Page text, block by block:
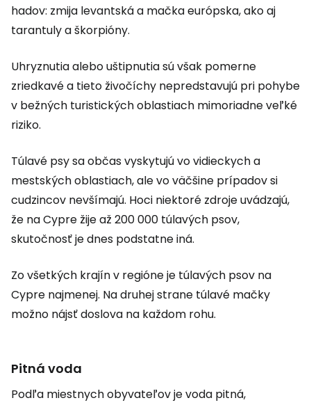
hadov: zmija levantská a mačka európska, ako aj
tarantuly a škorpióny.
Uhryznutia alebo uštipnutia sú však pomerne
zriedkavé a tieto živočíchy nepredstavujú pri pohybe
v bežných turistických oblastiach mimoriadne veľké
riziko.
Túlavé psy sa občas vyskytujú vo vidieckych a
mestských oblastiach, ale vo väčšine prípadov si
cudzincov nevšímajú. Hoci niektoré zdroje uvádzajú,
že na Cypre žije až 200 000 túlavých psov,
skutočnosť je dnes podstatne iná.
Zo všetkých krajín v regióne je túlavých psov na
Cypre najmenej. Na druhej strane túlavé mačky
možno nájsť doslova na každom rohu.
Pitná voda
Podľa miestnych obyvateľov je voda pitná,